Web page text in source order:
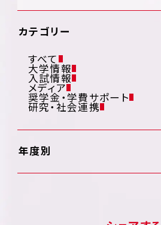
カテゴリー
すべて
大学情報
入試情報
メディア
奨学金・学費サポート
研究・社会連携
年度別